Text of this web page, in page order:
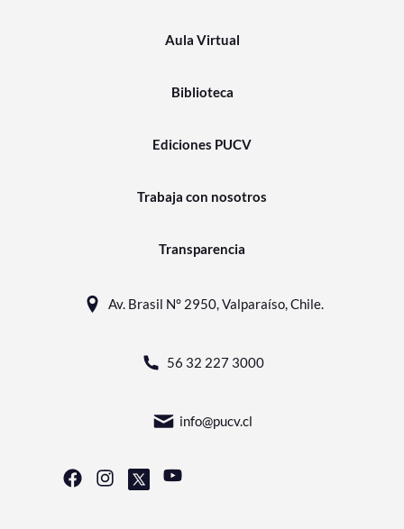
Aula Virtual
Biblioteca
Ediciones PUCV
Trabaja con nosotros
Transparencia
Av. Brasil N° 2950, Valparaíso, Chile.
56 32 227 3000
info@pucv.cl